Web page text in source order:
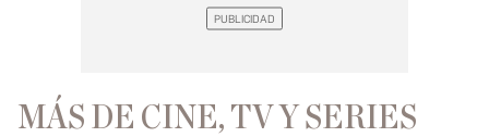
MÁS DE CINE, TV Y SERIES